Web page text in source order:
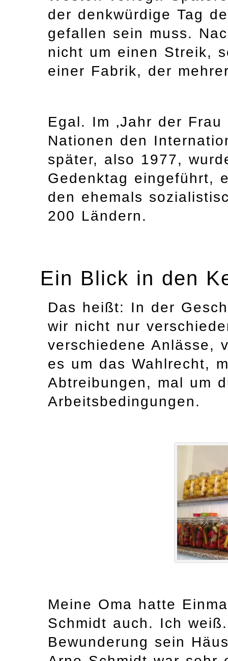
der denkwürdige Tag
gefallen sein muss.
nicht um einen Streik,
einer Fabrik, der
Egal. Im ‚Jahr der
Nationen den
später, also 1977,
Gedenktag eingeführt,
den ehemals
200 Ländern.
Ein Blick in den
Das heißt: In der
wir nicht nur
verschiedene Anlässe,
es um das Wahlrecht,
Abtreibungen, mal um
Arbeitsbedingungen.
Meine Oma hatte
Schmidt auch. Ich
Bewunderung sein